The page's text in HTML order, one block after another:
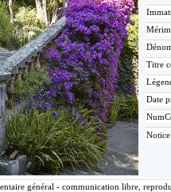
Titre
Date
général - communication libre,